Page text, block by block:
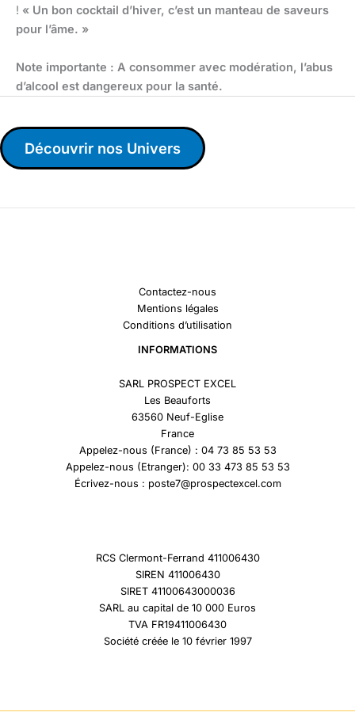
! « Un bon cocktail d’hiver, c’est un manteau de saveurs
pour l’âme. »
Note importante : A consommer avec modération, l’abus
d’alcool est dangereux pour la santé.
Découvrir nos Univers
Contactez-nous
Mentions légales
Conditions d’utilisation
INFORMATIONS
SARL PROSPECT EXCEL
Les Beauforts
63560 Neuf-Eglise
France
Appelez-nous (France) : 04 73 85 53 53
Appelez-nous (Etranger): 00 33 473 85 53 53
Écrivez-nous : poste7@prospectexcel.com
RCS Clermont-Ferrand 411006430
SIREN 411006430
SIRET 41100643000036
SARL au capital de 10 000 Euros
TVA FR19411006430
Société créée le 10 février 1997